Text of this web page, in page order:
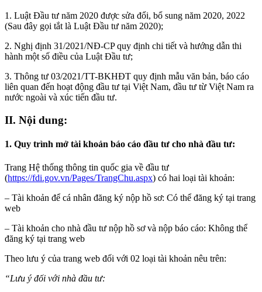
1. Luật Đầu tư năm 2020 được sửa đổi, bổ sung năm 2020, 2022
(Sau đây gọi tắt là Luật Đầu tư năm 2020);
2. Nghị định 31/2021/NĐ-CP quy định chi tiết và hướng dẫn thi
hành một số điều của Luật Đầu tư;
3. Thông tư 03/2021/TT-BKHĐT quy định mẫu văn bản, báo cáo
liên quan đến hoạt động đầu tư tại Việt Nam, đầu tư từ Việt Nam ra
nước ngoài và xúc tiến đầu tư.
II. Nội dung:
1. Quy trình mở tài khoản báo cáo đầu tư cho nhà đầu tư:
Trang Hệ thống thông tin quốc gia về đầu tư
(https://fdi.gov.vn/Pages/TrangChu.aspx) có hai loại tài khoản:
– Tài khoản để cá nhân đăng ký nộp hồ sơ: Có thể đăng ký tại trang
web
– Tài khoản cho nhà đầu tư nộp hồ sơ và nộp báo cáo: Không thể
đăng ký tại trang web
Theo lưu ý của trang web đối với 02 loại tài khoản nêu trên:
“Lưu ý đối với nhà đầu tư: